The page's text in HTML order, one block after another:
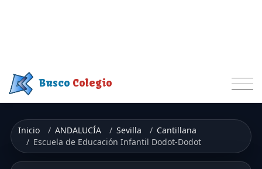
Busco Colegio
Inicio ANDALUCÍA Sevilla
Cantillana
Escuela de Educación Infantil Dodot-Dodot